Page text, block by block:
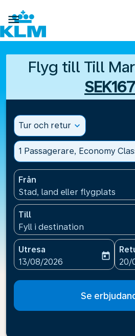

Flyg till Till
Tur och retur expand_more
1 Passagerare, Economy
Från
Stad, land eller flygplats
Till
Fyll i destination
Utresa
fc-booking-departure-date-
13/08/2026
today
fc-
20/
Se